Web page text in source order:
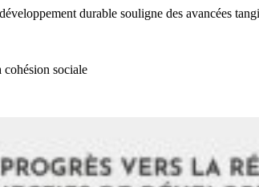
durable souligne des avancées
cohésion sociale